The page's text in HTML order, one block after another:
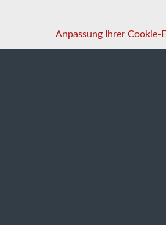
Anpassung Ihrer Cookie-